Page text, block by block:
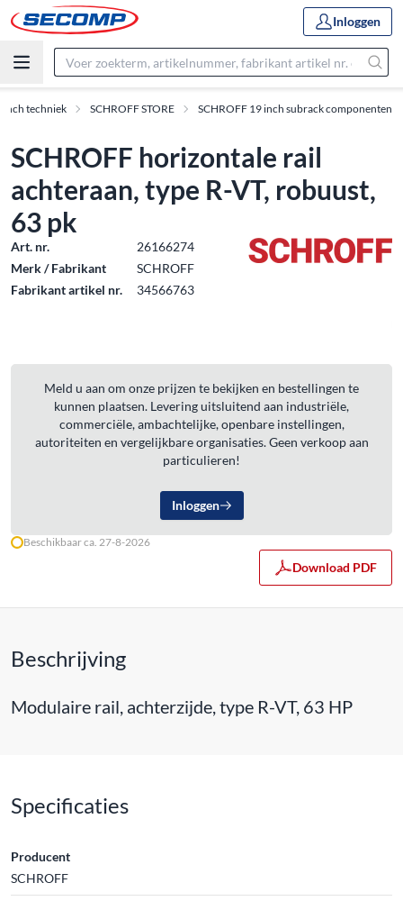
Inloggen
inch techniek SCHROFF STORE SCHROFF 19 inch subrack componenten
SCHROFF horizontale rail
achteraan, type R-VT, robuust,
63 pk
Art. nr.
26166274
Merk / Fabrikant
SCHROFF
Fabrikant artikel nr.
34566763
Meld u aan om onze prijzen te bekijken en bestellingen te
kunnen plaatsen. Levering uitsluitend aan industriële,
commerciële, ambachtelijke, openbare instellingen,
autoriteiten en vergelijkbare organisaties. Geen verkoop aan
particulieren!
Inloggen
Beschikbaar ca. 27-8-2026
Download PDF
Beschrijving
Modulaire rail, achterzijde, type R-VT, 63 HP
Specificaties
Producent
SCHROFF